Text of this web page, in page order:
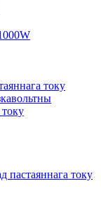
току
пастаяннага току